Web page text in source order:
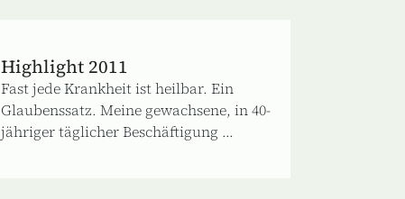
Highlight 2011
Fast jede Krankheit ist heilbar. Ein
Glaubenssatz. Meine gewachsene, in 40-
jähriger täglicher Beschäftigung ...